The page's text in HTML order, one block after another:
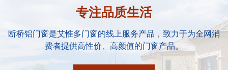
专注品质生活
断桥铝门窗是艾惟多门窗的线上服务产品，致力于为全网消
费者提供高性价、高颜值的门窗产品。